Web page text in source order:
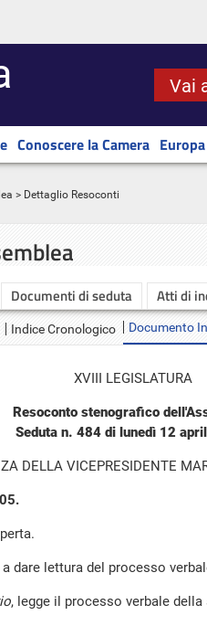
Vai
Conoscere la Camera Europa
> Dettaglio Resoconti
Documenti di seduta Atti di
Indice Cronologico Documento
XVIII LEGISLATURA
Resoconto stenografico
Seduta n. 484 di lunedì 12
DELLA VICEPRESIDENTE
dare lettura del processo
, legge il processo verbale